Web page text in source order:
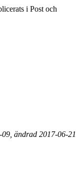
i Post och
ändrad 2017-06-21